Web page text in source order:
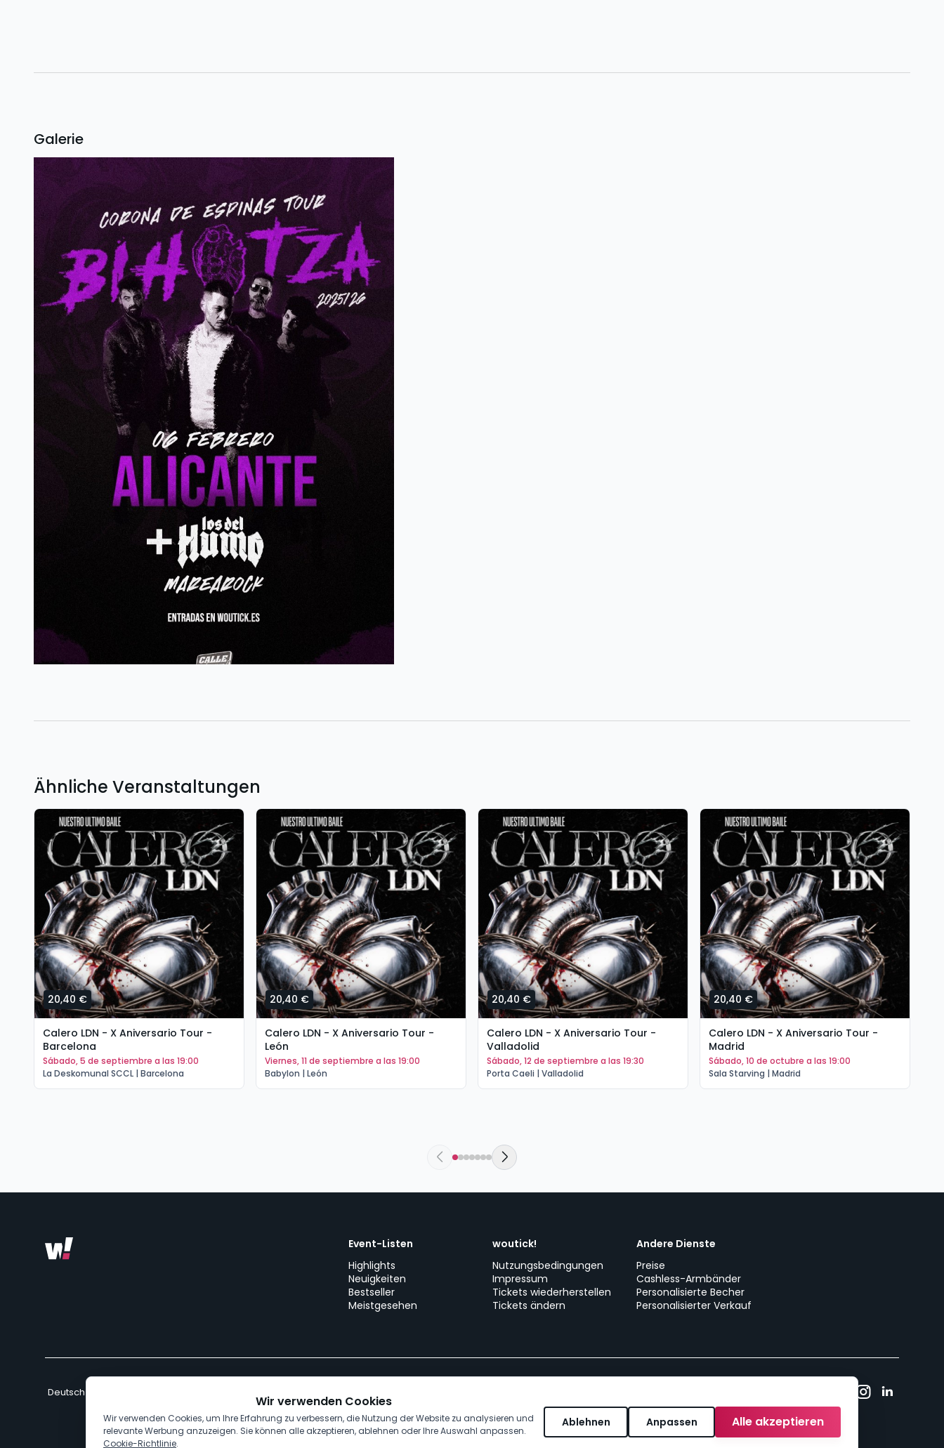
Galerie
Ähnliche Veranstaltungen
20,40 €
Calero LDN - X Aniversario Tour -
Barcelona
sábado, 5 de septiembre a las 19:00
La Deskomunal SCCL | Barcelona
20,40 €
Calero LDN - X Aniversario Tour -
León
viernes, 11 de septiembre a las 19:00
Babylon | León
20,40 €
Calero LDN - X Aniversario Tour -
Valladolid
sábado, 12 de septiembre a las 19:30
Porta Caeli | Valladolid
20,40 €
Calero LDN - X Aniversario Tour -
Madrid
sábado, 10 de octubre a las 19:00
Sala Starving | Madrid
Event-Listen
Highlights
Neuigkeiten
Bestseller
Meistgesehen
woutick!
Nutzungsbedingungen
Impressum
Tickets wiederherstellen
Tickets ändern
Andere Dienste
Preise
Cashless-Armbänder
Personalisierte Becher
Personalisierter Verkauf
Wir verwenden Cookies
Wir verwenden Cookies, um Ihre Erfahrung zu verbessern, die Nutzung der Website zu analysieren und
relevante Werbung anzuzeigen. Sie können alle akzeptieren, ablehnen oder Ihre Auswahl anpassen.
Cookie-Richtlinie.
Ablehnen Anpassen Alle akzeptieren